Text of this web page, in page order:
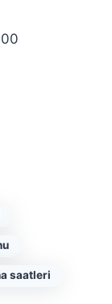
saatleri